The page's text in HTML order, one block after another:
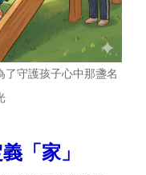
守護孩子心中那盞名
「家」